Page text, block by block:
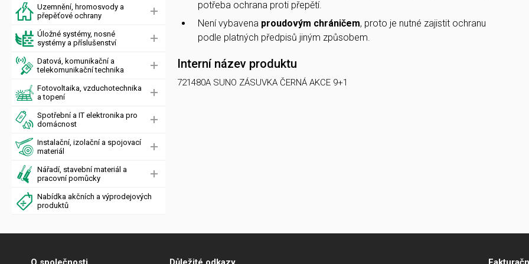
Uzemnění, hromosvody a
přepěťové ochrany
Úložné systémy, nosné
systémy a příslušenství
Datová, komunikační a
telekomunikační technika
Fotovoltaika, vzduchotechnika
a topení
Spotřební a IT elektronika pro
domácnost
Instalační, izolační a spojovací
materiál
Nářadí, stavební materiál a
pracovní pomůcky
Nabídka akčních a výprodejových
produktů
potřeba ochrana proti přepětí.
Není vybavena proudovým chráničem, proto je nutné zajistit ochranu
podle platných předpisů jiným způsobem.
Interní název produktu
721480A SUNO ZÁSUVKA ČERNÁ AKCE 9+1